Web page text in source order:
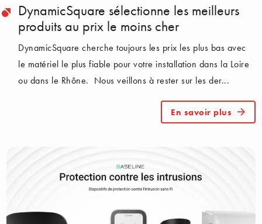
DynamicSquare sélectionne les meilleurs
produits au prix le moins cher
DynamicSquare cherche toujours les prix les plus bas avec
le matériel le plus fiable pour votre installation dans la Loire
ou dans le Rhône. Nous veillons à rester sur les der...
En savoir plus